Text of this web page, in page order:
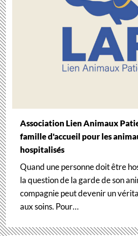
Association Lien Animaux
famille d'accueil pour les
hospitalisés
Quand une personne doit être
la question de la garde de son
compagnie peut devenir un
aux soins. Pour…